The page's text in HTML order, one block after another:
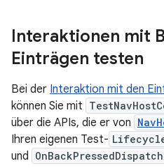
Interaktionen mit
Einträgen testen
Bei der Interaktion mit den
können Sie mit
über die APIs, die er von
Ihren eigenen Test-
und